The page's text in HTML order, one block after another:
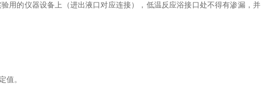
用的仪器设备上（进出液口对应连接）， 低温反应浴接口处不得有渗漏，并
值。